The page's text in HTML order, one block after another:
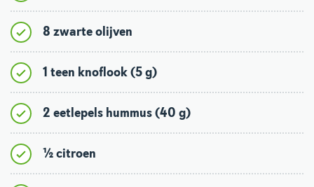
8 zwarte olijven
1 teen knoflook (5 g)
2 eetlepels hummus (40 g)
½ citroen